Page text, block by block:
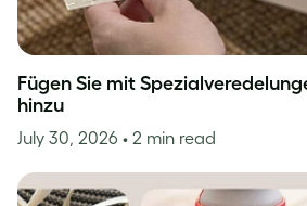
Fügen Sie mit
hinzu
July 30, 2026 • 2 min read